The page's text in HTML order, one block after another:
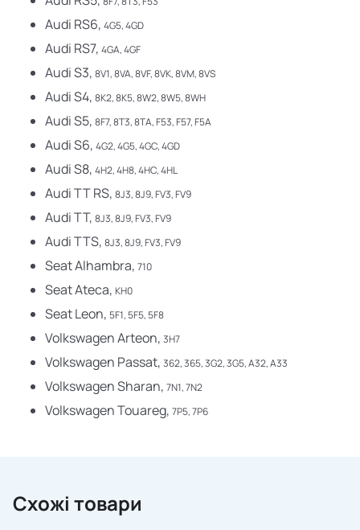
Audi RS6, 4G5, 4GD
Audi RS7, 4GA, 4GF
Audi S3, 8V1, 8VA, 8VF, 8VK, 8VM, 8VS
Audi S4, 8K2, 8K5, 8W2, 8W5, 8WH
Audi S5, 8F7, 8T3, 8TA, F53, F57, F5A
Audi S6, 4G2, 4G5, 4GC, 4GD
Audi S8, 4H2, 4H8, 4HC, 4HL
Audi TT RS, 8J3, 8J9, FV3, FV9
Audi TT, 8J3, 8J9, FV3, FV9
Audi TTS, 8J3, 8J9, FV3, FV9
Seat Alhambra, 710
Seat Ateca, KH0
Seat Leon, 5F1, 5F5, 5F8
Volkswagen Arteon, 3H7
Volkswagen Passat, 362, 365, 3G2, 3G5, A32, A33
Volkswagen Sharan, 7N1, 7N2
Volkswagen Touareg, 7P5, 7P6
Схожі товари